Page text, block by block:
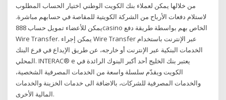
من خلالها يمكن لعملاء بنك الكويت الوطني اختيار الحساب المطلوب
لاستلام دفعات الأرباح من الشركة الكويتية للمقاصة في حسابهم مباشرة.
يمكن للأعضاء تمويل حساب 888casino الخاص بهم بواسطة طريقة دفع
Wire Transfer. يمكن إجراء Wire Transfer عبر الإنترنت باستخدام
الخدمات البنكية عبر الإنترنت أو خارجه، عن طريق الإيداع في فرع البنك
المحلي. INTERAC® e يعتبر بنك الخليج أحد أكبر البنوك الرائدة في
الكويت ويقدّم سلسلة واسعة من الخدمات المصرفية الشخصية،
والخدمات المصرفية للشركات، بالاضافة الى خدمات الخزينة والخدمات
المالية الأخرى.